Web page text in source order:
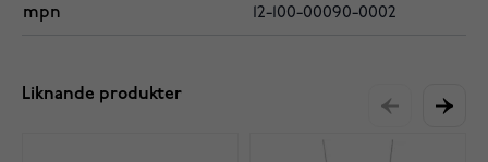
mpn 12-100-00090-0002
Liknande produkter